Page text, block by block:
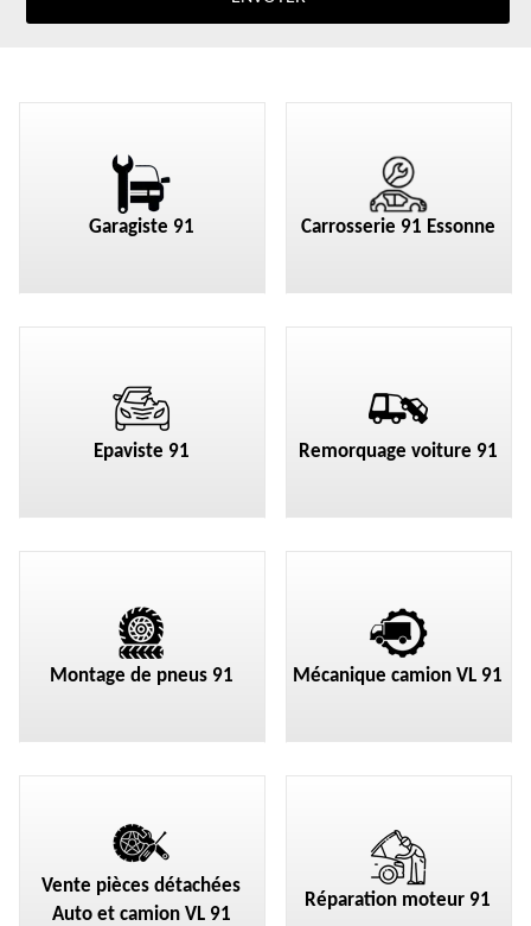
Garagiste 91 Carrosserie 91 Essonne
Epaviste 91 Remorquage voiture 91
Montage de pneus 91 Mécanique camion VL 91
Vente pièces détachées
Auto et camion VL 91
Réparation moteur 91